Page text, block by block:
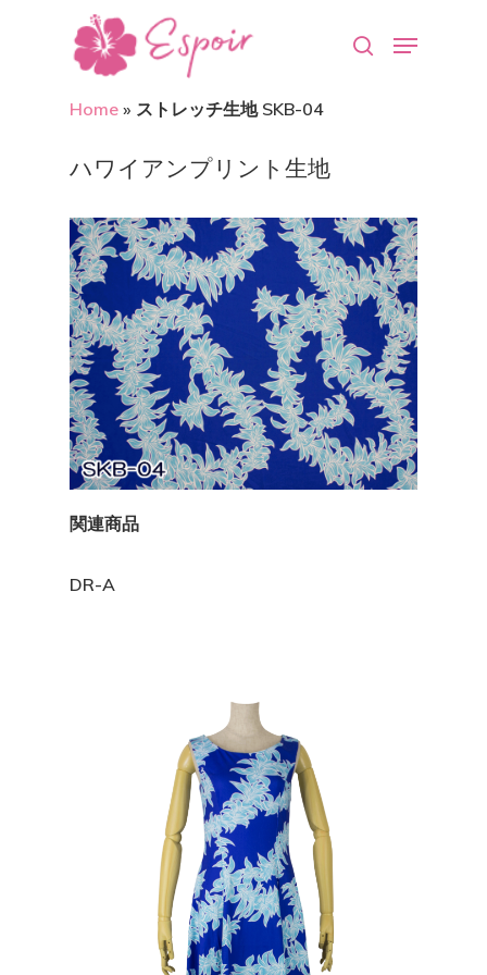
Home » ストレッチ生地 SKB-04
ハワイアンプリント生地
関連商品
DR-A